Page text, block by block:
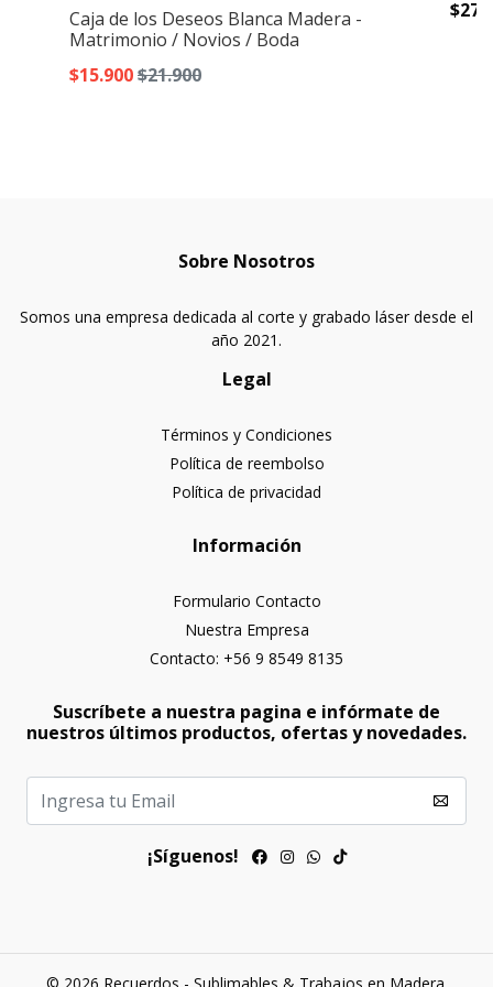
Caja de los Deseos Blanca Madera -
Matrimonio / Novios / Boda
$15.900$21.900
Sobre Nosotros
Somos una empresa dedicada al corte y grabado láser desde el
año 2021.
Legal
Términos y Condiciones
Política de reembolso
Política de privacidad
Información
Formulario Contacto
Nuestra Empresa
Contacto: +56 9 8549 8135
Suscríbete a nuestra pagina e infórmate de
nuestros últimos productos, ofertas y novedades.
¡Síguenos!